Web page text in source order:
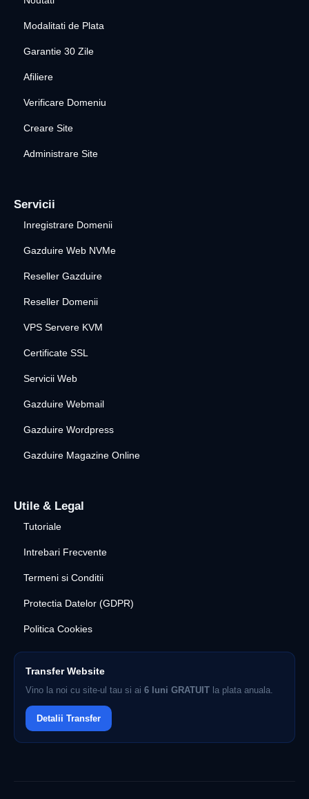
Modalitati de Plata
Garantie 30 Zile
Afiliere
Verificare Domeniu
Creare Site
Administrare Site
Servicii
Inregistrare Domenii
Gazduire Web NVMe
Reseller Gazduire
Reseller Domenii
VPS Servere KVM
Certificate SSL
Servicii Web
Gazduire Webmail
Gazduire Wordpress
Gazduire Magazine Online
Utile & Legal
Tutoriale
Intrebari Frecvente
Termeni si Conditii
Protectia Datelor (GDPR)
Politica Cookies
Transfer Website
Vino la noi cu site-ul tau si ai 6 luni GRATUIT la plata anuala.
Detalii Transfer